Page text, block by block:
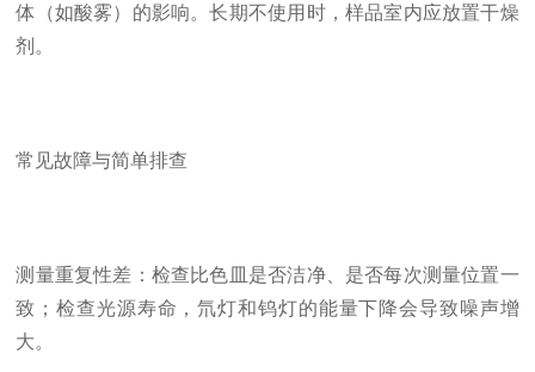
体（如酸雾）的影响。长期不使用时，样品室内应放置干燥
剂。
常见故障与简单排查
测量重复性差：检查比色皿是否洁净、是否每次测量位置一
致；检查光源寿命，氘灯和钨灯的能量下降会导致噪声增
大。